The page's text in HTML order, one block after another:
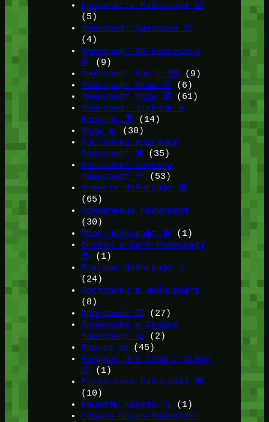
Крипипаста Майнкрафт 😱
(5)
Майнкрафт Датапаки 📦
(4)
Майнкрафт ИИ Нейросети
🤖
(9)
Майнкрафт Карты 🗺️(9)
Майнкрафт Мемы 🤣 (6)
Майнкрафт Моды 🟩 (61)
Майнкрафт Ютуберы и
Блогеры 🎥
(14)
Моды 💫
(30)
Настройка плагинов
Майнкрафт ⚒️(35)
Настройка сервера
Майнкрафт 🔦 (53)
Новости Майнкрафт 🔴
(65)
Обновления Майнкрафт
(30)
Обои Майнкрафт 📔
(1)
Ошибки и Баги Майнкрафт
🐞(1)
Плагины Майнкрафт ♨️
(24)
Постройки в Майнкрафте
(8)
Программы ⌨️(27)
Промокоды и Скидки
Майнкрафт 🎫
(2)
Прочее 🧱 (45)
Раздачи Игр Стим / Steam
🎲 (1)
Ресурспаки Майнкрафт 📚
(10)
Рецепты Крафта 🪚 (1)
Сборки Модов Майнкрафт